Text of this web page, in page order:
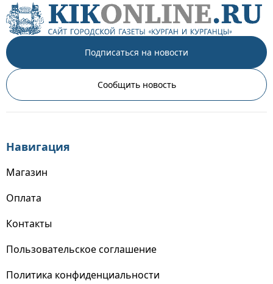
Подписаться на новости
Сообщить новость
Навигация
Магазин
Оплата
Контакты
Пользовательское соглашение
Политика конфиденциальности